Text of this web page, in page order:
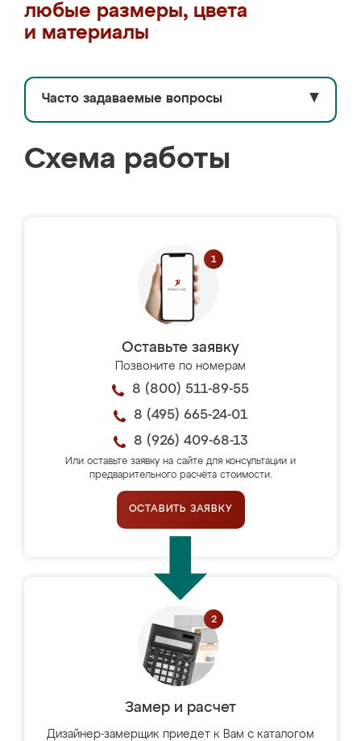
любые размеры, цвета
и материалы
Часто задаваемые вопросы ▼
Схема работы
Оставьте заявку
Позвоните по номерам
8 (800) 511-89-55
8 (495) 665-24-01
8 (926) 409-68-13
Или оставьте заявку на сайте для консультации и
предварительного расчёта стоимости.
ОСТАВИТЬ ЗАЯВКУ
Замер и расчет
Дизайнер-замерщик приедет к Вам с каталогом